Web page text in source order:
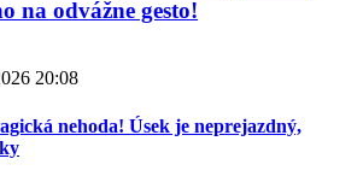
na odvážne gesto!
20:08
nehoda! Úsek je neprejazdný,